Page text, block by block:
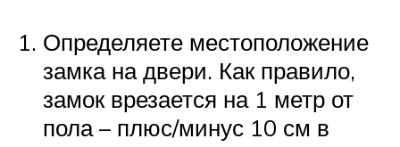
Определяете местоположение
замка на двери. Как правило,
замок врезается на 1 метр от
пола – плюс/минус 10 см в